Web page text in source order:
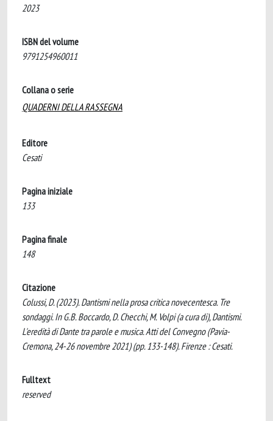
2023
ISBN del volume
9791254960011
Collana o serie
QUADERNI DELLA RASSEGNA
Editore
Cesati
Pagina iniziale
133
Pagina finale
148
Citazione
Colussi, D. (2023). Dantismi nella prosa critica novecentesca. Tre
sondaggi. In G.B. Boccardo, D. Checchi, M. Volpi (a cura di), Dantismi.
L'eredità di Dante tra parole e musica. Atti del Convegno (Pavia-
Cremona, 24-26 novembre 2021) (pp. 133-148). Firenze : Cesati.
Fulltext
reserved